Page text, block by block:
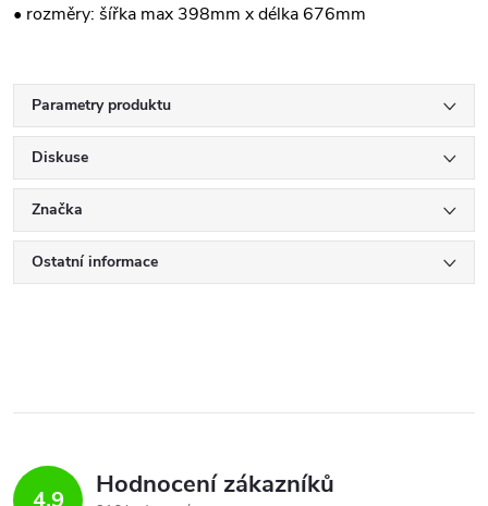
• rozměry: šířka max 398mm x délka 676mm
Parametry produktu
Diskuse
Značka
Ostatní informace
4,9 Hodnocení zákazníků